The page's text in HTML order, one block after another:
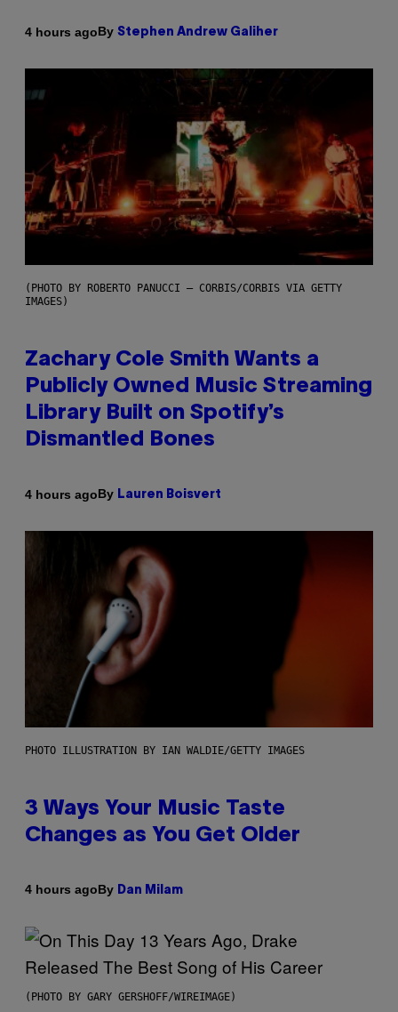
4 hours agoBy Stephen Andrew Galiher
(PHOTO BY ROBERTO PANUCCI – CORBIS/CORBIS VIA GETTY
IMAGES)
Zachary Cole Smith Wants a
Publicly Owned Music Streaming
Library Built on Spotify’s
Dismantled Bones
4 hours agoBy Lauren Boisvert
PHOTO ILLUSTRATION BY IAN WALDIE/GETTY IMAGES
3 Ways Your Music Taste
Changes as You Get Older
4 hours agoBy Dan Milam
(PHOTO BY GARY GERSHOFF/WIREIMAGE)